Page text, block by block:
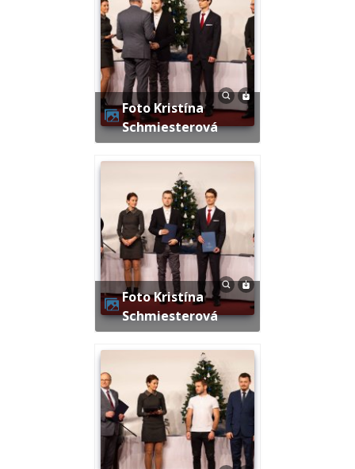
Foto Kristína
Schmiesterová
Foto Kristína
Schmiesterová